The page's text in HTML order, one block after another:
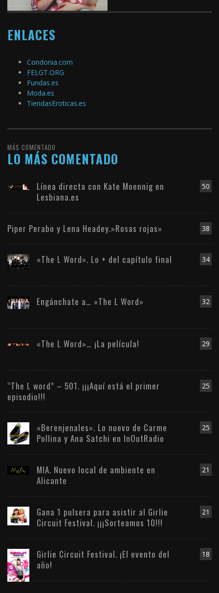
ENLACES
Condonia.com
FELGT.ORG
Fundas.es
Moda.es
TiendasEroticas.es
MÁS COMENTADO
LO MÁS COMENTADO
50
Línea directa con Kate Moennig en
Lesbiana.es
38
Piper Perabo y Lena Headey.»Rosas rojas»
34
«The L Word». Lo + del capítulo final
32
Engánchate a… «The L Word»
29
«The L Word»… ¡La película!
25
“The L word” – 501. ¡¡¡Aquí está el primer
episodio!!!
25
«Berenjenales». Lo nuevo de Carme
Pollina y Ana Satchi en InOutRadio
21
MIA. Nuevo local de ambiente en
Alicante
21
Gana 1 pulsera para asistir al Girlie
Circuit Festival. ¡¡¡Sorteamos 10!!!
18
Girlie Circuit Festival. ¡El evento del
año!